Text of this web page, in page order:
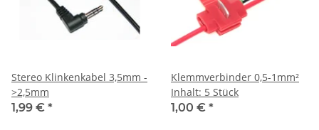
Stereo Klinkenkabel 3,5mm -
>2,5mm
1,99 € *
Klemmverbinder 0,5-1mm²
Inhalt: 5 Stück
1,00 € *